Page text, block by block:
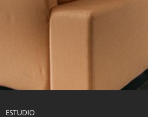
ESTUDIO